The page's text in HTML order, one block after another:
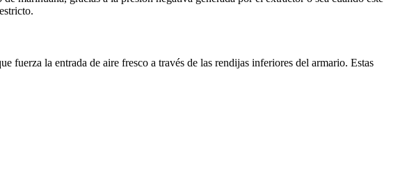
la entrada de aire fresco a través de las rendijas inferiores del armario. Estas